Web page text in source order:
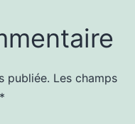
publiée. Les champs
*